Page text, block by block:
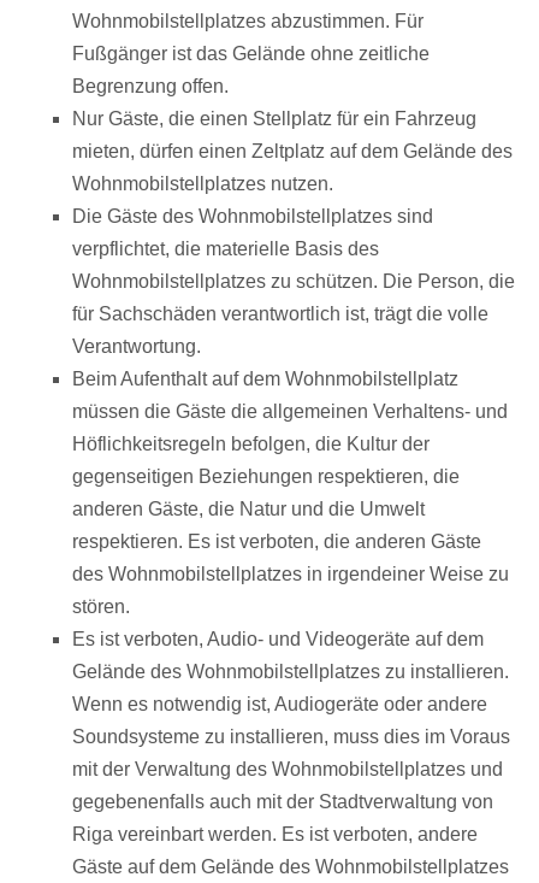
Wohnmobilstellplatzes abzustimmen. Für
Fußgänger ist das Gelände ohne zeitliche
Begrenzung offen.
Nur Gäste, die einen Stellplatz für ein Fahrzeug
mieten, dürfen einen Zeltplatz auf dem Gelände des
Wohnmobilstellplatzes nutzen.
Die Gäste des Wohnmobilstellplatzes sind
verpflichtet, die materielle Basis des
Wohnmobilstellplatzes zu schützen. Die Person, die
für Sachschäden verantwortlich ist, trägt die volle
Verantwortung.
Beim Aufenthalt auf dem Wohnmobilstellplatz
müssen die Gäste die allgemeinen Verhaltens- und
Höflichkeitsregeln befolgen, die Kultur der
gegenseitigen Beziehungen respektieren, die
anderen Gäste, die Natur und die Umwelt
respektieren. Es ist verboten, die anderen Gäste
des Wohnmobilstellplatzes in irgendeiner Weise zu
stören.
Es ist verboten, Audio- und Videogeräte auf dem
Gelände des Wohnmobilstellplatzes zu installieren.
Wenn es notwendig ist, Audiogeräte oder andere
Soundsysteme zu installieren, muss dies im Voraus
mit der Verwaltung des Wohnmobilstellplatzes und
gegebenenfalls auch mit der Stadtverwaltung von
Riga vereinbart werden. Es ist verboten, andere
Gäste auf dem Gelände des Wohnmobilstellplatzes